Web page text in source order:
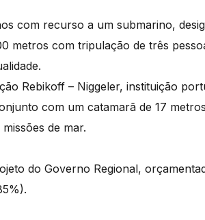
com recurso a um submarino,
metros com tripulação de três
Rebikoff – Niggeler, instituição
com um catamarã de 17
de mar.
do Governo Regional,